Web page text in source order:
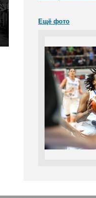
Ещё фото